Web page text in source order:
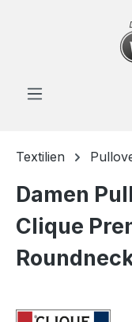
Zum Hauptinhalt
Textilien
Damen
Clique